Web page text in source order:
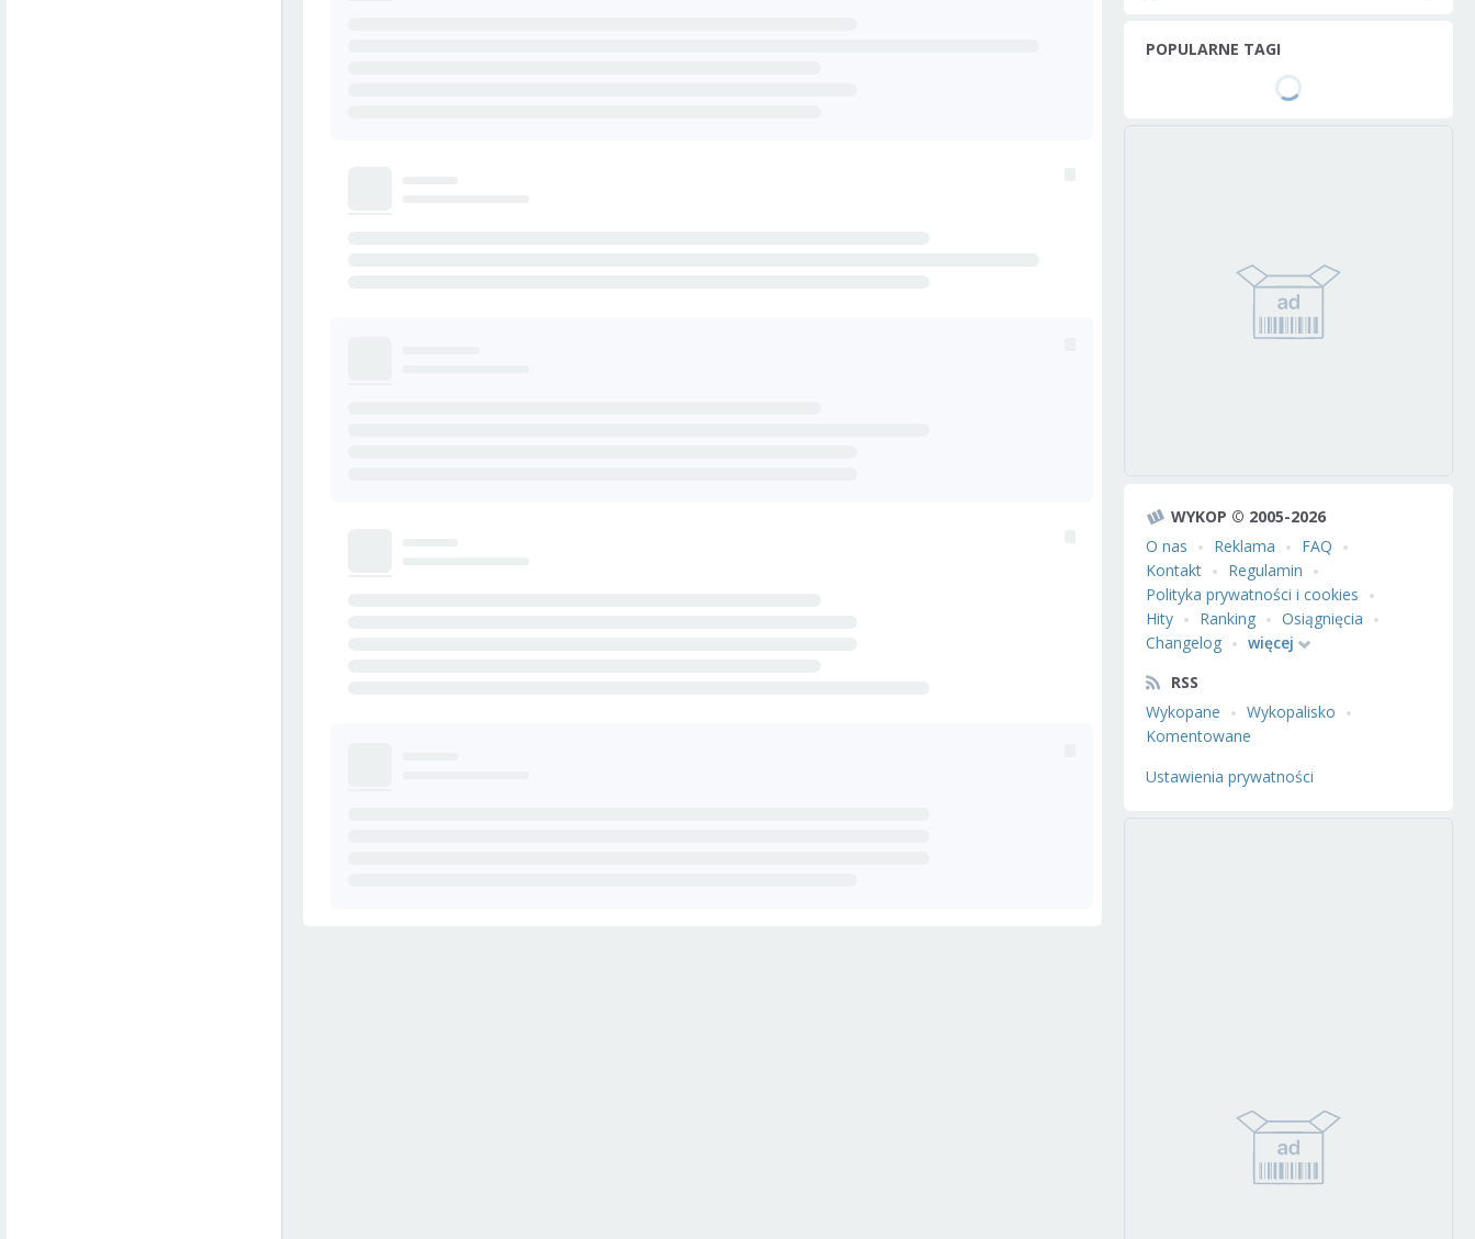
POPULARNE TAGI
WYKOP © 2005-2026
O nas
Reklama
FAQ
Kontakt
Regulamin
Polityka prywatności i cookies
Hity
Ranking
Osiągnięcia
Changelog
więcej
RSS
Wykopane
Wykopalisko
Komentowane
Ustawienia prywatności